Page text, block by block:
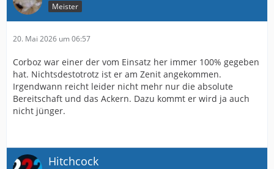
Meister
20. Mai 2026 um 06:57
Corboz war einer der vom Einsatz her immer 100% gegeben
hat. Nichtsdestotrotz ist er am Zenit angekommen.
Irgendwann reicht leider nicht mehr nur die absolute
Bereitschaft und das Ackern. Dazu kommt er wird ja auch
nicht jünger.
Hitchcock